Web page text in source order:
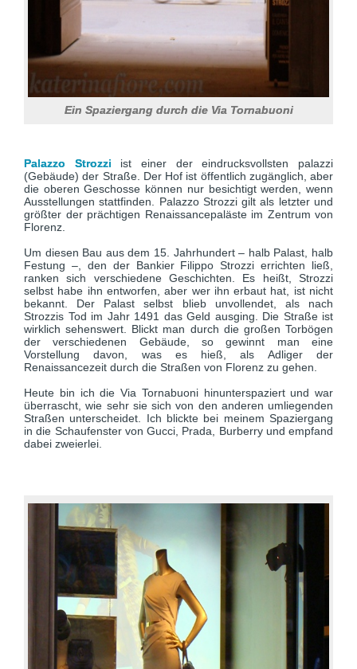
Ein Spaziergang durch die Via Tornabuoni
Palazzo Strozzi ist einer der eindrucksvollsten palazzi
(Gebäude) der Straße. Der Hof ist öffentlich zugänglich, aber
die oberen Geschosse können nur besichtigt werden, wenn
Ausstellungen stattfinden. Palazzo Strozzi gilt als letzter und
größter der prächtigen Renaissancepaläste im Zentrum von
Florenz.
Um diesen Bau aus dem 15. Jahrhundert – halb Palast, halb
Festung –, den der Bankier Filippo Strozzi errichten ließ,
ranken sich verschiedene Geschichten. Es heißt, Strozzi
selbst habe ihn entworfen, aber wer ihn erbaut hat, ist nicht
bekannt. Der Palast selbst blieb unvollendet, als nach
Strozzis Tod im Jahr 1491 das Geld ausging. Die Straße ist
wirklich sehenswert. Blickt man durch die großen Torbögen
der verschiedenen Gebäude, so gewinnt man eine
Vorstellung davon, was es hieß, als Adliger der
Renaissancezeit durch die Straßen von Florenz zu gehen.
Heute bin ich die Via Tornabuoni hinunterspaziert und war
überrascht, wie sehr sie sich von den anderen umliegenden
Straßen unterscheidet. Ich blickte bei meinem Spaziergang
in die Schaufenster von Gucci, Prada, Burberry und empfand
dabei zweierlei.